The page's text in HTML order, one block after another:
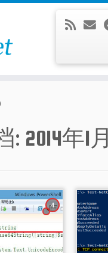
: 2014年1
4